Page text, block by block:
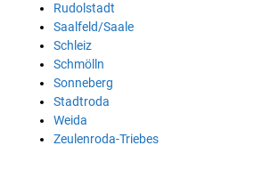
Rudolstadt
Saalfeld/Saale
Schleiz
Schmölln
Sonneberg
Stadtroda
Weida
Zeulenroda-Triebes